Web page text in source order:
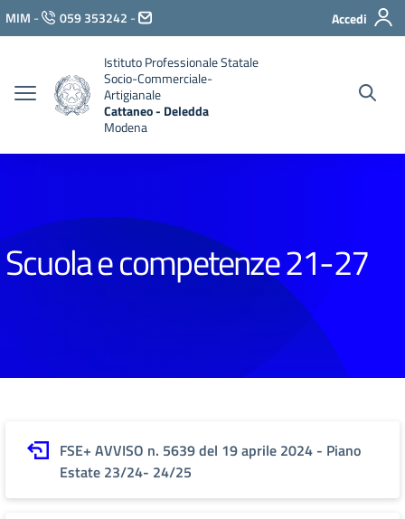
Vai ai contenuti
Vai al menu di navigazione
Vai al footer
MIM - 059 353242 - Accedi
Istituto Professionale Statale
Socio-Commerciale-
Artigianale
Cattaneo - Deledda
Modena
Scuola e competenze 21-27
FSE+ AVVISO n. 5639 del 19 aprile 2024 - Piano
Estate 23/24- 24/25